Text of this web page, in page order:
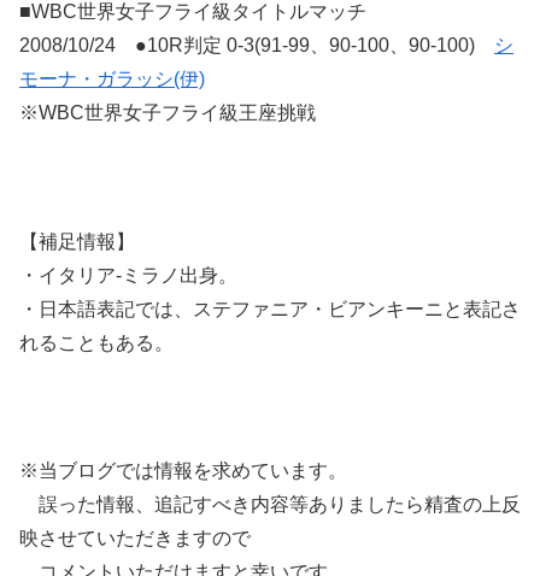
■WBC世界女子フライ級タイトルマッチ
2008/10/24 ●10R判定 0-3(91-99、90-100、90-100)
シ
モーナ・ガラッシ(伊)
※WBC世界女子フライ級王座挑戦
【補足情報】
・イタリア-ミラノ出身。
・日本語表記では、ステファニア・ビアンキーニと表記さ
れることもある。
※当ブログでは情報を求めています。
誤った情報、追記すべき内容等ありましたら精査の上反
映させていただきますので
コメントいただけますと幸いです。